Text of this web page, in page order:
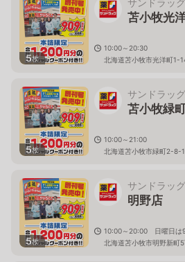
5枚
サンドラッグ
苫小牧光
10:00～20:30
北海道苫小牧市光洋町1-
5枚
サンドラッグ
苫小牧緑
10:00～21:00
北海道苫小牧市緑町2-8-
5枚
サンドラッグ
明野店
10:00～20:00 日曜日は
北海道苫小牧市明野新町